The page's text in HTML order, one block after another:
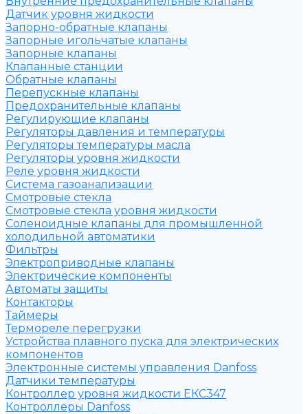
Датчик уровня жидкости
Запорно-обратные клапаны
Запорные игольчатые клапаны
Запорные клапаны
Клапанные станции
Обратные клапаны
Перепускные клапаны
Предохранительные клапаны
Регулирующие клапаны
Регуляторы давления и температуры
Регуляторы температуры масла
Регуляторы уровня жидкости
Реле уровня жидкости
Система газоанализации
Смотровые стекла
Смотровые стекла уровня жидкости
Соленоидные клапаны для промышленной
холодильной автоматики
Фильтры
Электроприводные клапаны
Электрические компоненты
Автоматы защиты
Контакторы
Таймеры
Термореле перегрузки
Устройства плавного пуска для электрических
компонентов
Электронные системы управления Danfoss
Датчики температуры
Контроллер уровня жидкости ЕКС347
Контроллеры Danfoss